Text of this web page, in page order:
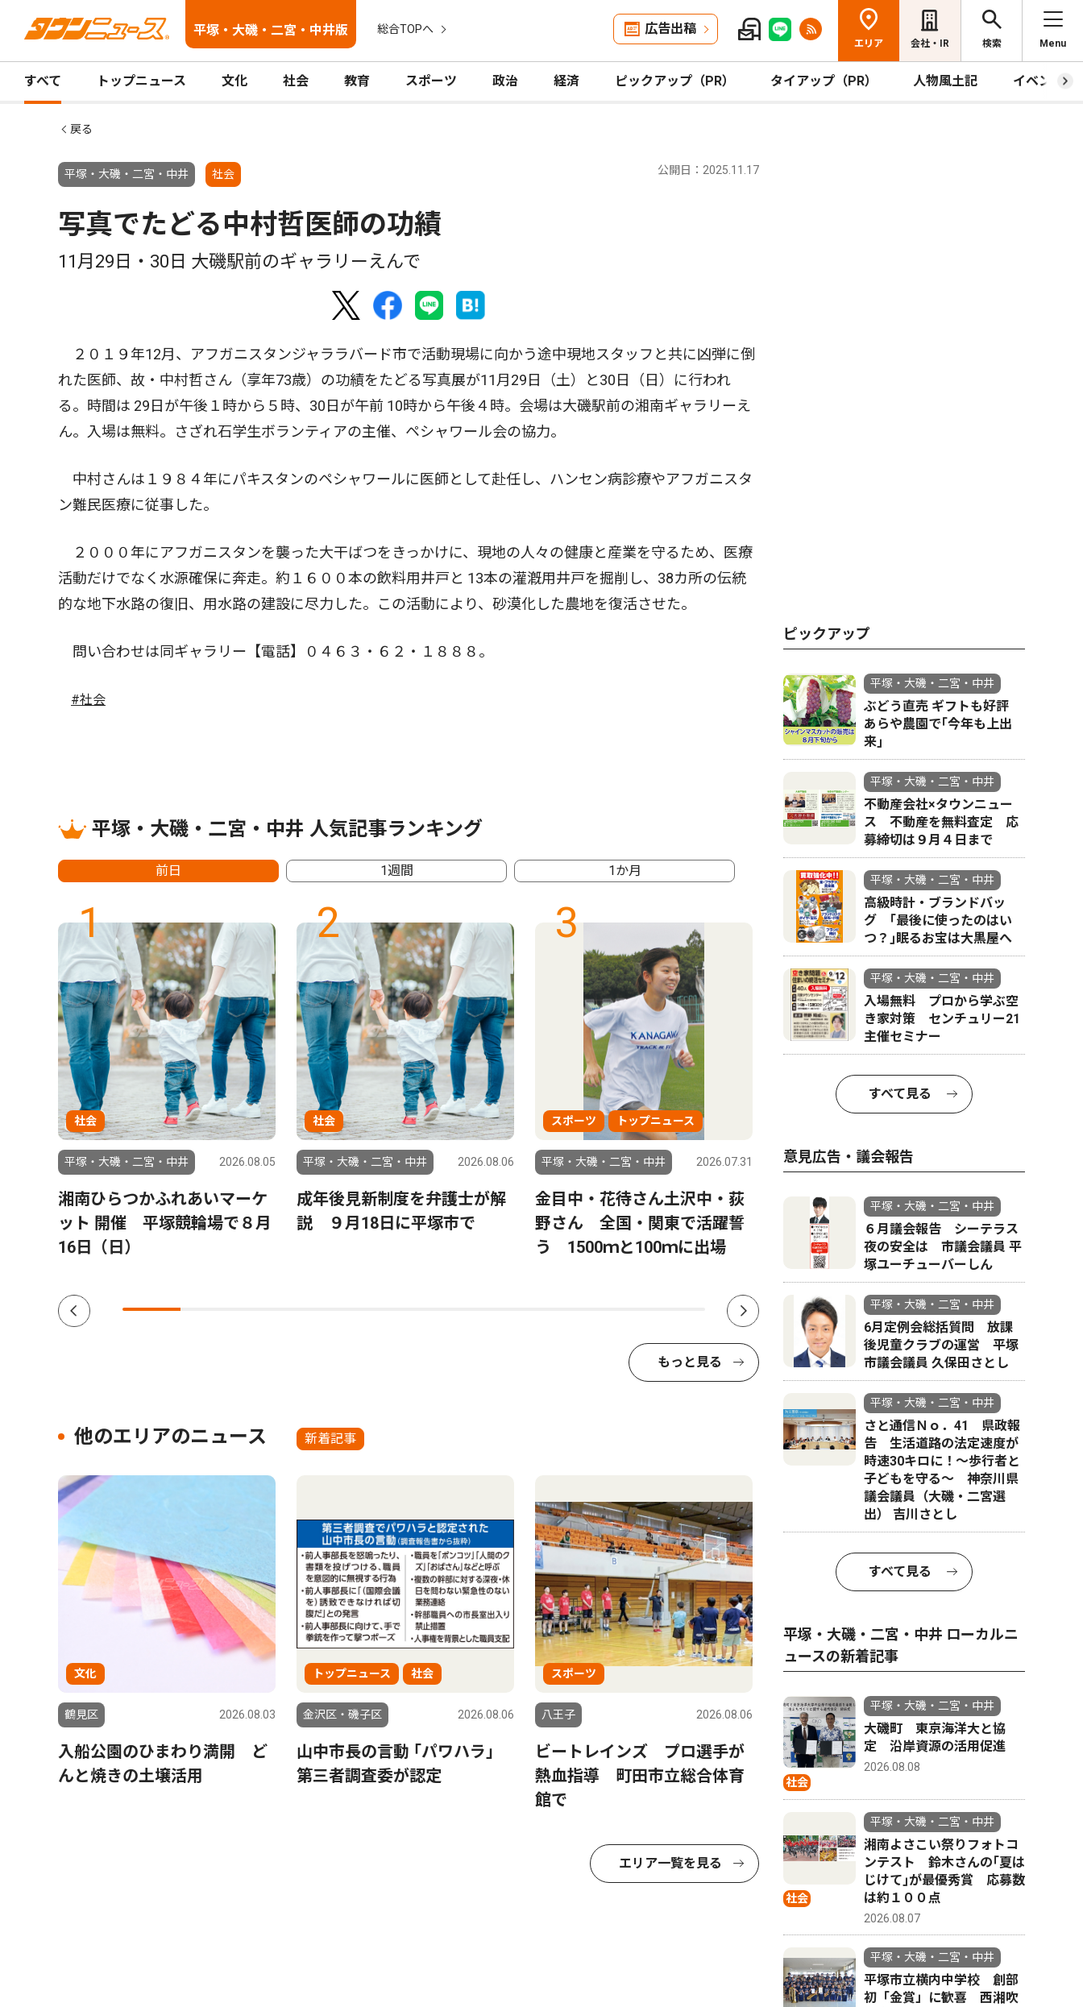
平塚・大磯・二宮・中井版 総合TOPへ 広告出稿
エリア 会社・IR 検索 Menu
すべて トップニュース 文化 社会 教育 スポーツ 政治 経済 ピックアップ（PR） タイアップ（PR） 人物風土記 イベント
戻る
平塚・大磯・二宮・中井 社会 公開日：2025.11.17
写真でたどる中村哲医師の功績
11月29日・30日 大磯駅前のギャラリーえんで
２０１９年12月、アフガニスタンジャララバード市で活動現場に向かう途中現地スタッフと共に凶弾に倒
れた医師、故・中村哲さん（享年73歳）の功績をたどる写真展が11月29日（土）と30日（日）に行われ
る。時間は 29日が午後１時から５時、30日が午前 10時から午後４時。会場は大磯駅前の湘南ギャラリーえ
ん。入場は無料。さざれ石学生ボランティアの主催、ペシャワール会の協力。
中村さんは１９８４年にパキスタンのペシャワールに医師として赴任し、ハンセン病診療やアフガニスタ
ン難民医療に従事した。
２０００年にアフガニスタンを襲った大干ばつをきっかけに、現地の人々の健康と産業を守るため、医療
活動だけでなく水源確保に奔走。約１６００本の飲料用井戸と 13本の灌漑用井戸を掘削し、38カ所の伝統
的な地下水路の復旧、用水路の建設に尽力した。この活動により、砂漠化した農地を復活させた。
問い合わせは同ギャラリー【電話】０４６３・６２・１８８８。
#社会
平塚・大磯・二宮・中井 人気記事ランキング
前日 1週間 1か月
1
社会
平塚・大磯・二宮・中井 2026.08.05
湘南ひらつかふれあいマーケ
ット 開催 平塚競輪場で８月
16日（日）
2
社会
平塚・大磯・二宮・中井 2026.08.06
成年後見新制度を弁護士が解
説 ９月18日に平塚市で
3
スポーツ トップニュース
平塚・大磯・二宮・中井 2026.07.31
金目中・花待さん土沢中・荻
野さん 全国・関東で活躍誓
う 1500ｍと100ｍに出場
4
平塚・大磯・二宮・中井
平塚地区警察官友の会 石崎
氏が退任 尾上氏が新会長
は７月23
もっと見る
他のエリアのニュース 新着記事
文化
鶴見区 2026.08.03
入船公園のひまわり満開 ど
んと焼きの土壌活用
トップニュース 社会
金沢区・磯子区 2026.08.06
山中市長の言動 ｢パワハラ｣
第三者調査委が認定
スポーツ
八王子 2026.08.06
ビートレインズ プロ選手が
熱血指導 町田市立総合体育
館で
エリア一覧を見る
ピックアップ
平塚・大磯・二宮・中井
ぶどう直売 ギフトも好評
あらや農園で｢今年も上出
来｣
平塚・大磯・二宮・中井
不動産会社×タウンニュー
ス 不動産を無料査定 応
募締切は９月４日まで
平塚・大磯・二宮・中井
高級時計・ブランドバッ
グ ｢最後に使ったのはい
つ？｣眠るお宝は大黒屋へ
平塚・大磯・二宮・中井
入場無料 プロから学ぶ空
き家対策 センチュリー21
主催セミナー
すべて見る
意見広告・議会報告
平塚・大磯・二宮・中井
６月議会報告 シーテラス
夜の安全は 市議会議員 平
塚ユーチューバーしん
平塚・大磯・二宮・中井
6月定例会総括質問 放課
後児童クラブの運営 平塚
市議会議員 久保田さとし
平塚・大磯・二宮・中井
さと通信Ｎｏ．41 県政報
告 生活道路の法定速度が
時速30キロに！〜歩行者と
子どもを守る〜 神奈川県
議会議員（大磯・二宮選
出） 吉川さとし
すべて見る
平塚・大磯・二宮・中井 ローカルニ
ュースの新着記事
社会
平塚・大磯・二宮・中井
大磯町 東京海洋大と協
定 沿岸資源の活用促進
2026.08.08
社会
平塚・大磯・二宮・中井
湘南よさこい祭りフォトコ
ンテスト 鈴木さんの｢夏は
じけて｣が最優秀賞 応募数
は約１００点
2026.08.07
平塚・大磯・二宮・中井
平塚市立横内中学校 創部
初「金賞」に歓喜 西湘吹